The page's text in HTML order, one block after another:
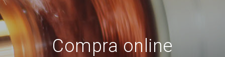
Compra online